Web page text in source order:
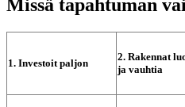
Missä tapahtuman
1. Investoit paljon
2. Rakennat
ja vauhtia